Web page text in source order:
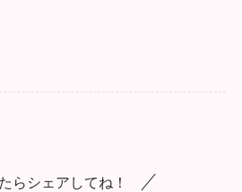
らシェアしてね！